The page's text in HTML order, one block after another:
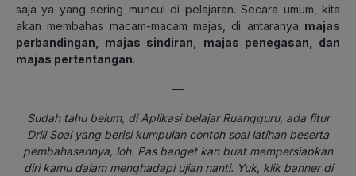
saja ya yang sering muncul di pelajaran. Secara umum, kita
akan membahas macam-macam majas, di antaranya majas
perbandingan, majas sindiran, majas penegasan, dan
majas pertentangan.
—
Sudah tahu belum, di Aplikasi belajar Ruangguru, ada fitur
Drill Soal yang berisi kumpulan contoh soal latihan beserta
pembahasannya, loh. Pas banget kan buat mempersiapkan
diri kamu dalam menghadapi ujian nanti. Yuk, klik banner di